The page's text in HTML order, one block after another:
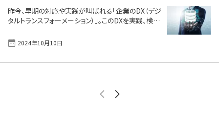
ください！ 製品探しを依頼する 競合分析の目的競合
分析における重要な視点競合分析の手順競合分析に
使えるフレームワーク競合分析を高度化したいニー
昨今、早期の対応や実践が叫ばれる「企業のDX（デジ
タルトランスフォーメーション）」。このDXを実践、検討
から、IT製品の活用において「実はあまり理解してい
なかったかもしれない用語／略語」「これから使って
Platform）とは？DMPの種類DMPの活用シーンDMP
と、DWHやMAツール、CRMとの違いDMPのメリット
2024年10月10日